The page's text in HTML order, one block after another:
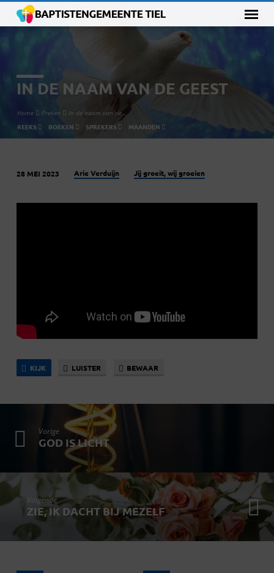
IN DE NAAM VAN DE GEEST
Home Preken In de naam van de…
REEKS BOEKEN SPREKERS MAANDEN
DE
28 MEI 2023 Arie Verduijn Jij groeit, wij groeien
KIJK LUISTER BEWAAR
Vorige
GOD IS LICHT
Volgende
ZIE, IK DACHT BIJ MEZELF